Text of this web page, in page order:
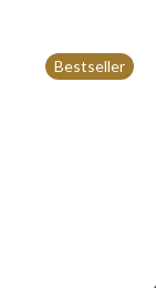
Bestseller